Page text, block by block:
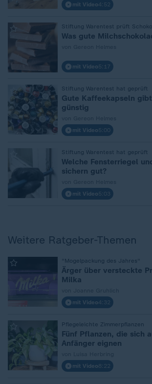
mit Video4:52
Stiftung Warentest prüft
Was gute
mit Video5:17
Stiftung Warentest hat geprüft
Gute Kaffeekapseln
günstig
mit Video5:00
Stiftung Warentest hat geprüft
Welche Fensterriegel
sichern gut?
mit Video5:03
Weitere Ratgeber-Themen
"Mogelpackung des Jahres"
Ärger über versteckte
Milka
mit Video4:32
Pflegeleichte Zimmerpflanzen
Fünf Pflanzen, die sich
Anfänger eignen
mit Video8:22